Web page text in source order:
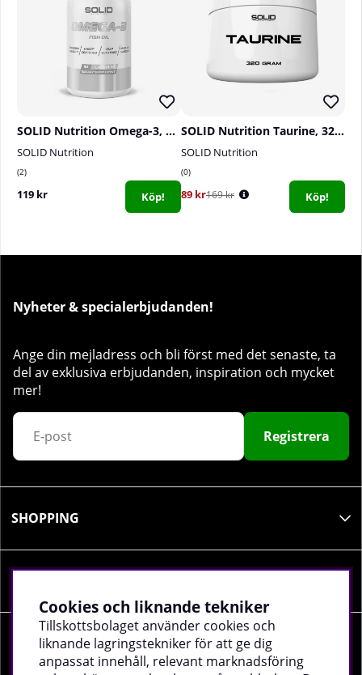
SOLID Nutrition Omega-3, 90 caps
SOLID Nutrition
2
119 kr Köp!
SOLID Nutrition Taurine, 320 g
SOLID Nutrition
0
89 kr169 kr Köp!
Nyheter & specialerbjudanden!
Ange din mejladress och bli först med det senaste, ta
del av exklusiva erbjudanden, inspiration och mycket
mer!
Registrera
SHOPPING
SOCIALA MEDIER
Cookies och liknande tekniker
Tillskottsbolaget använder cookies och
liknande lagringstekniker för att ge dig
anpassat innehåll, relevant marknadsföring